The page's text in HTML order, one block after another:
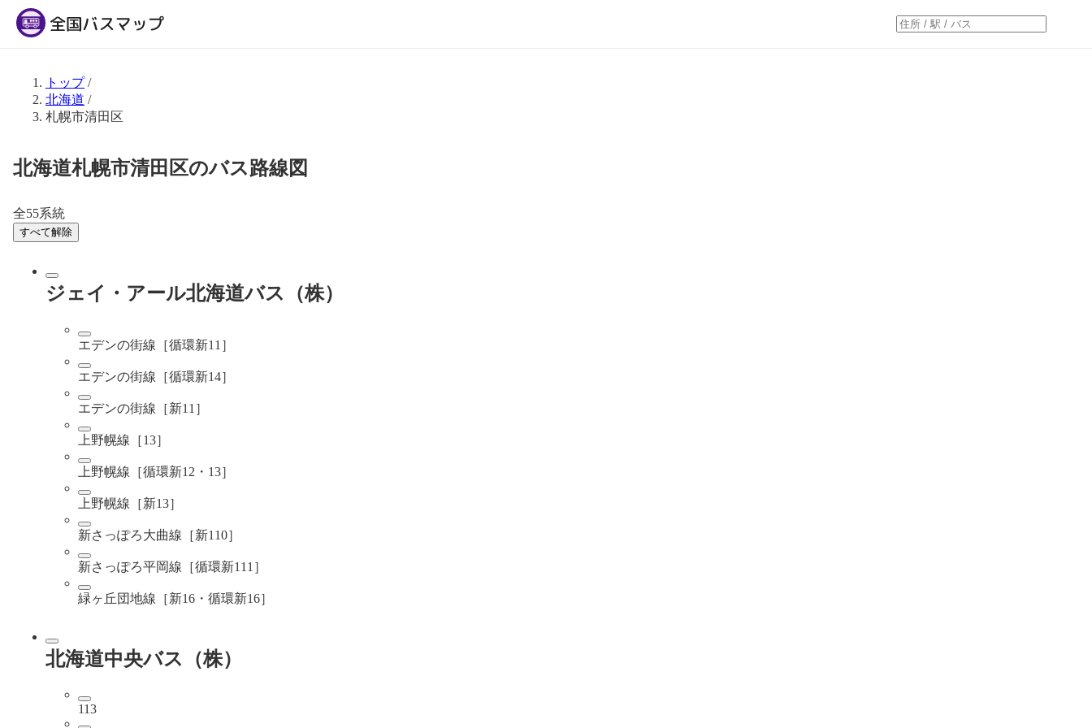
トップ/
北海道 /
札幌市清田区
北海道札幌市清田区のバス路線図
全55系統
すべて解除
ジェイ・アール北海道バス（株）
エデンの街線［循環新11］
エデンの街線［循環新14］
エデンの街線［新11］
上野幌線［13］
上野幌線［循環新12・13］
上野幌線［新13］
新さっぽろ大曲線［新110］
新さっぽろ平岡線［循環新111］
緑ヶ丘団地線［新16・循環新16］
北海道中央バス（株）
113